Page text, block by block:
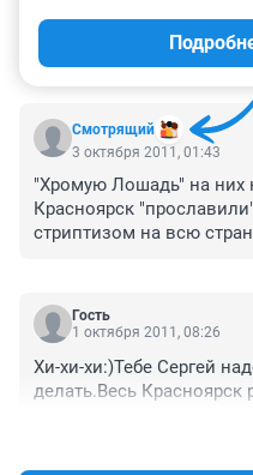
Реклама водки и пиваса
штрафовать, а закрывать
Смотрящий
3 октября 2011, 01:43
"Хромую Лошадь" на них
Красноярск
стриптизом на всю
Гость
1 октября 2011, 08:26
Хи-хи-хи:)Тебе Сергей
делать.Весь Красноярск